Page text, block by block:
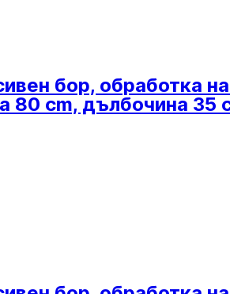
бор, oбработка
80 cm, дълбочина 35